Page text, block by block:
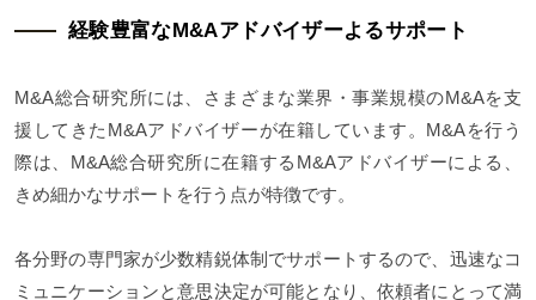
経験豊富なM&Aアドバイザーよるサポート
M&A総合研究所には、さまざまな業界・事業規模のM&Aを支
援してきたM&Aアドバイザーが在籍しています。M&Aを行う
際は、M&A総合研究所に在籍するM&Aアドバイザーによる、
きめ細かなサポートを行う点が特徴です。
各分野の専門家が少数精鋭体制でサポートするので、迅速なコ
ミュニケーションと意思決定が可能となり、依頼者にとって満